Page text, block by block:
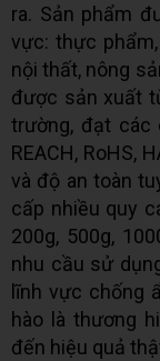
ra. Sản phẩm
vực: thực
nội thất, nông
được sản xuất
trường, đạt các
REACH, RoHS,
và độ an toàn
cấp nhiều quy
200g, 500g,
nhu cầu sử
lĩnh vực chống
hào là thương
đến hiệu quả